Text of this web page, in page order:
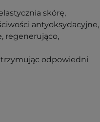
skórę,
antyoksydacyjne,
regenerująco,
odpowiedni